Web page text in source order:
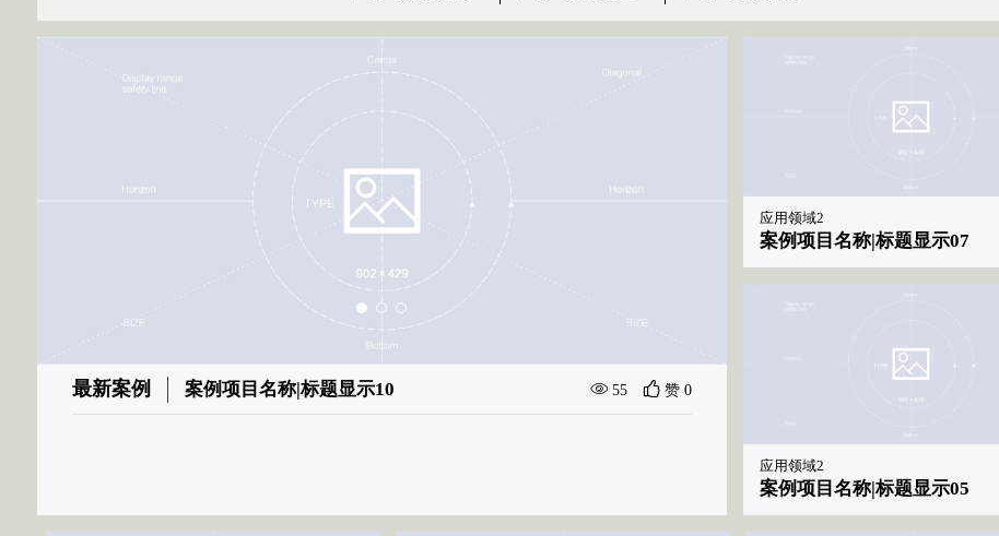
最新案例 案例项目名称|标题显示10 55 赞 0
应用领域2
案例项目名称|标题显示07
应用领域2
案例项目名称|标题显示05